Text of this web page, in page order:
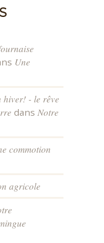
Une
hiver! - le rêve
dansNotre
commotion
agricole